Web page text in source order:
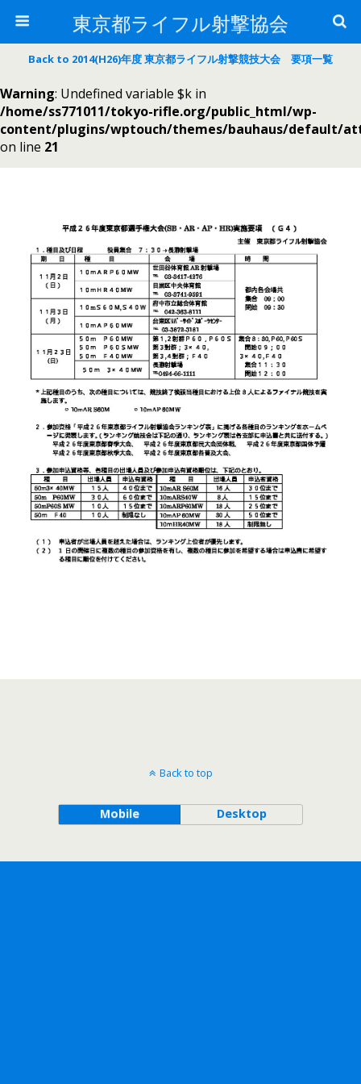
東京都ライフル射撃協会
Back to 2014(H26)年度 東京都ライフル射撃競技大会 要項一覧
Warning: Undefined variable $k in
/home/ss771011/tokyo-rifle.org/public_html/wp-
content/plugins/wptouch/themes/bauhaus/default/
on line 21
Back to top
Mobile Desktop